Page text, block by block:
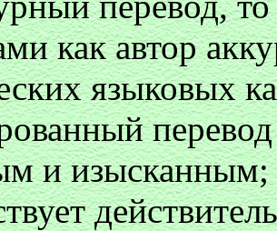
как автор
языковых
и изысканным;